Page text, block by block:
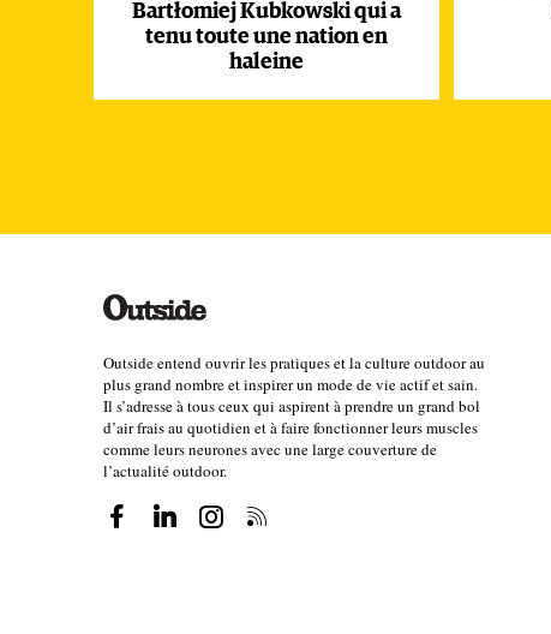
Bartłomiej Kubkowski qui a
tenu toute une nation en
haleine
Outside entend ouvrir les pratiques et la culture outdoor au
plus grand nombre et inspirer un mode de vie actif et sain.
Il s’adresse à tous ceux qui aspirent à prendre un grand bol
d’air frais au quotidien et à faire fonctionner leurs muscles
comme leurs neurones avec une large couverture de
l’actualité outdoor.